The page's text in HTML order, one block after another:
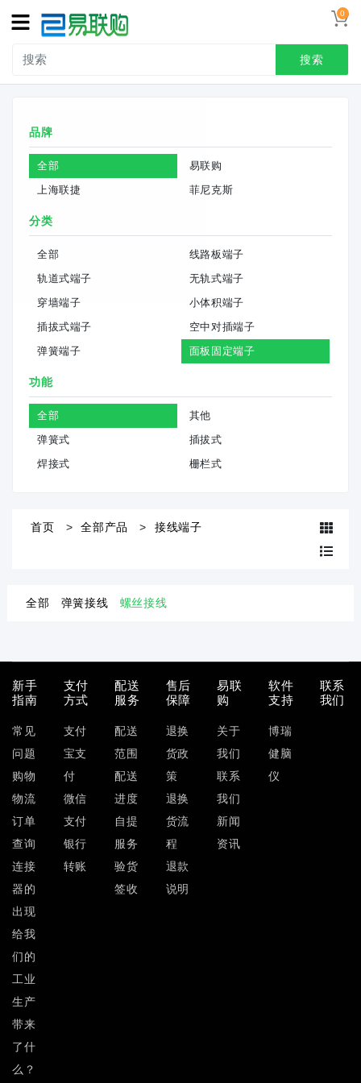
0
搜索
品牌
全部
易联购
上海联捷
菲尼克斯
分类
全部
线路板端子
轨道式端子
无轨式端子
穿墙端子
小体积端子
插拔式端子
空中对插端子
弹簧端子
面板固定端子
功能
全部
其他
弹簧式
插拔式
焊接式
栅栏式
首页 全部产品 接线端子
全部 弹簧接线 螺丝接线
新手
指南
常见
问题
购物
物流
订单
查询
连接
器的
出现
给我
们的
工业
生产
带来
了什
么？
支付
方式
支付
宝支
付
微信
支付
银行
转账
配送
服务
配送
范围
配送
进度
自提
服务
验货
签收
售后
保障
退换
货政
策
退换
货流
程
退款
说明
易联
购
关于
我们
联系
我们
新闻
资讯
软件
支持
博瑞
健脑
仪
联系
我们